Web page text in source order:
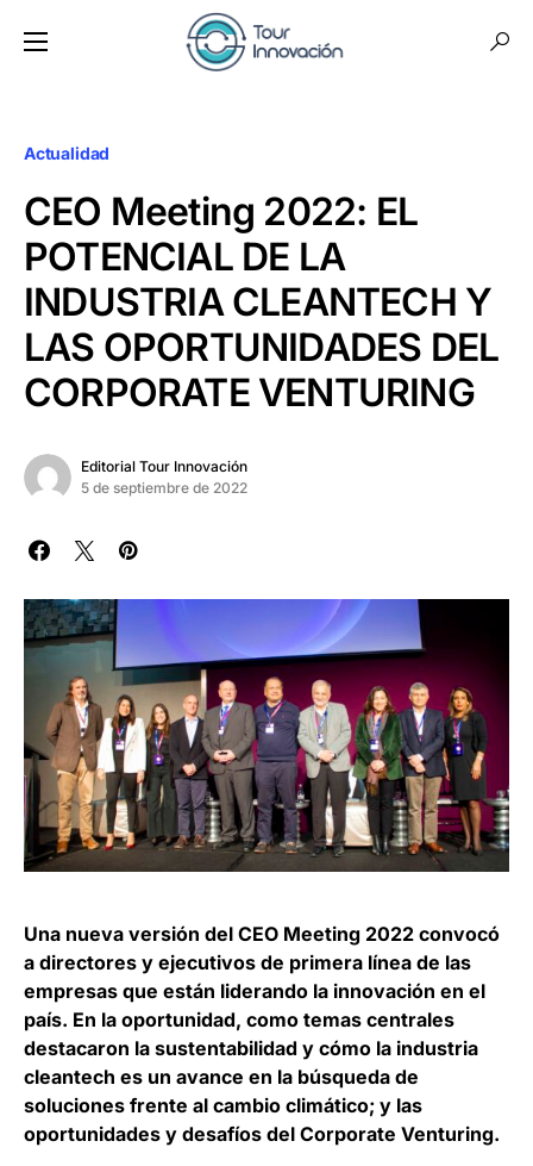
Actualidad
CEO Meeting 2022: EL
POTENCIAL DE LA
INDUSTRIA CLEANTECH Y
LAS OPORTUNIDADES DEL
CORPORATE VENTURING
Editorial Tour Innovación
5 de septiembre de 2022
Una nueva versión del CEO Meeting 2022 convocó
a directores y ejecutivos de primera línea de las
empresas que están liderando la innovación en el
país. En la oportunidad, como temas centrales
destacaron la sustentabilidad y cómo la industria
cleantech es un avance en la búsqueda de
soluciones frente al cambio climático; y las
oportunidades y desafíos del Corporate Venturing.